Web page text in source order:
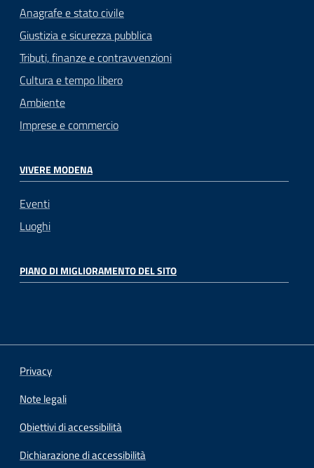
Anagrafe e stato civile
Giustizia e sicurezza pubblica
Tributi, finanze e contravvenzioni
Cultura e tempo libero
Ambiente
Imprese e commercio
VIVERE MODENA
Eventi
Luoghi
PIANO DI MIGLIORAMENTO DEL SITO
Privacy
Note legali
Obiettivi di accessibilità
Dichiarazione di accessibilità